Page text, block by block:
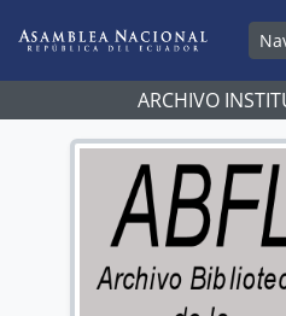
ARCHIVO